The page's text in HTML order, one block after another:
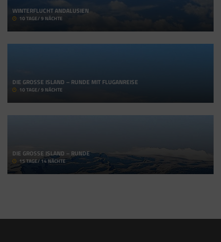
WINTERFLUCHT ANDALUSIEN
10 TAGE/ 9 NÄCHTE
DIE GROSSE ISLAND – RUNDE MIT FLUGANREISE
10 TAGE/ 9 NÄCHTE
DIE GROSSE ISLAND – RUNDE
15 TAGE/ 14 NÄCHTE